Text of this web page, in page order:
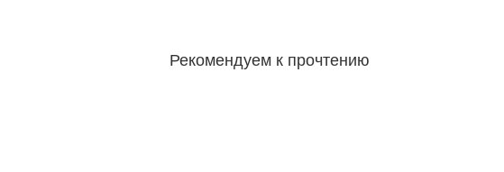
Рекомендуем к прочтению